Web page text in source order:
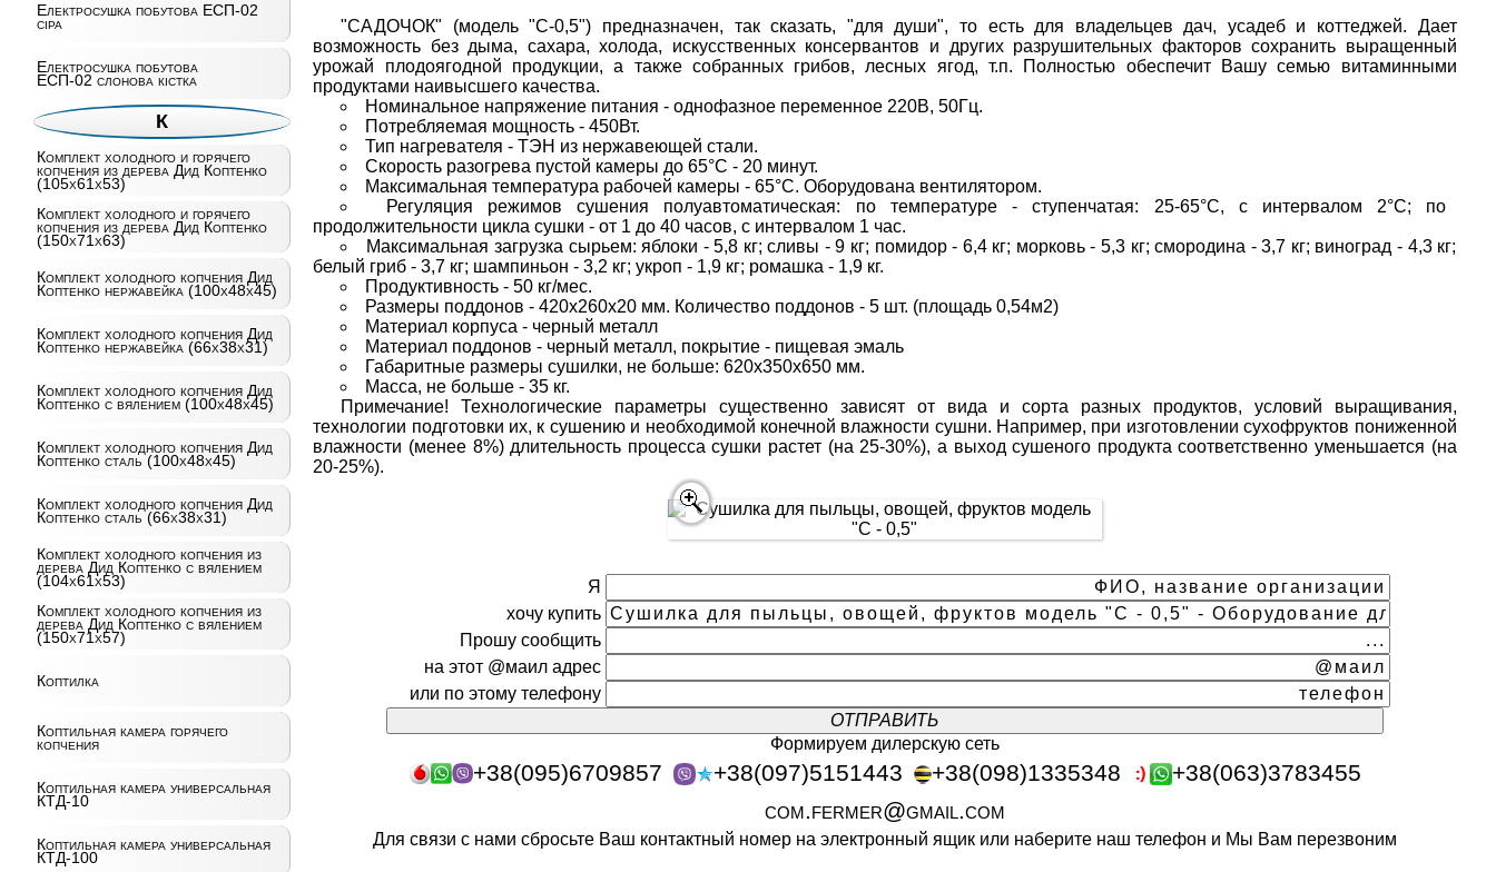
Електросушка побутова ЕСП-02
сiра
Електросушка побутова
ЕСП-02 слонова кістка
К
Комплект холодного и горячего
копчения из дерева Дид Коптенко
(105х61х53)
Комплект холодного и горячего
копчения из дерева Дид Коптенко
(150х71х63)
Комплект холодного копчения Дид
Коптенко нержавейка (100х48х45)
Комплект холодного копчения Дид
Коптенко нержавейка (66х38х31)
Комплект холодного копчения Дид
Коптенко с вялением (100х48х45)
Комплект холодного копчения Дид
Коптенко сталь (100х48х45)
Комплект холодного копчения Дид
Коптенко сталь (66х38х31)
Комплект холодного копчения из
дерева Дид Коптенко с вялением
(104х61х53)
Комплект холодного копчения из
дерева Дид Коптенко с вялением
(150х71х57)
Коптилка
Коптильная камера горячего
копчения
Коптильная камера универсальная
КТД-10
Коптильная камера универсальная
КТД-100
"САДОЧОК" (модель "С-0,5") предназначен, так сказать, "для души", то есть для владельцев дач, усадеб и коттеджей. Дает
возможность без дыма, сахара, холода, искусственных консервантов и других разрушительных факторов сохранить выращенный
урожай плодоягодной продукции, а также собранных грибов, лесных ягод, т.п. Полностью обеспечит Вашу семью витаминными
продуктами наивысшего качества.
Номинальное напряжение питания - однофазное переменное 220В, 50Гц.
Потребляемая мощность - 450Вт.
Тип нагревателя - ТЭН из нержавеющей стали.
Скорость разогрева пустой камеры до 65°С - 20 минут.
Максимальная температура рабочей камеры - 65°С. Оборудована вентилятором.
Регуляция режимов сушения полуавтоматическая: по температуре - ступенчатая: 25-65°С, с интервалом 2°С; по
продолжительности цикла сушки - от 1 до 40 часов, с интервалом 1 час.
Максимальная загрузка сырьем: яблоки - 5,8 кг; сливы - 9 кг; помидор - 6,4 кг; морковь - 5,3 кг; смородина - 3,7 кг; виноград - 4,3 кг;
белый гриб - 3,7 кг; шампиньон - 3,2 кг; укроп - 1,9 кг; ромашка - 1,9 кг.
Продуктивность - 50 кг/мес.
Размеры поддонов - 420х260х20 мм. Количество поддонов - 5 шт. (площадь 0,54м2)
Материал корпуса - черный металл
Материал поддонов - черный металл, покрытие - пищевая эмаль
Габаритные размеры сушилки, не больше: 620х350х650 мм.
Масса, не больше - 35 кг.
Примечание! Технологические параметры существенно зависят от вида и сорта разных продуктов, условий выращивания,
технологии подготовки их, к сушению и необходимой конечной влажности сушни. Например, при изготовлении сухофруктов пониженной
влажности (менее 8%) длительность процесса сушки растет (на 25-30%), а выход сушеного продукта соответственно уменьшается (на
20-25%).
Я
хочу купить
Прошу сообщить
на этот @маил адрес
или по этому телефону
Формируем дилерскую сеть
+38(095)6709857 +38(097)5151443 +38(098)1335348
+38(063)3783455
com.fermer@gmail.com
Для связи с нами сбросьте Ваш контактный номер на электронный ящик или наберите наш телефон и Мы Вам перезвоним